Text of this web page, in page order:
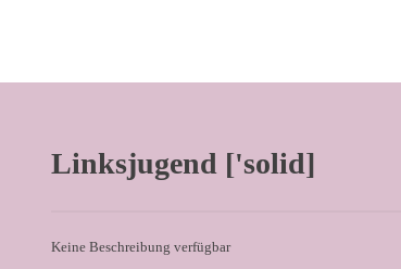
Linksjugend ['solid]
Keine Beschreibung verfügbar